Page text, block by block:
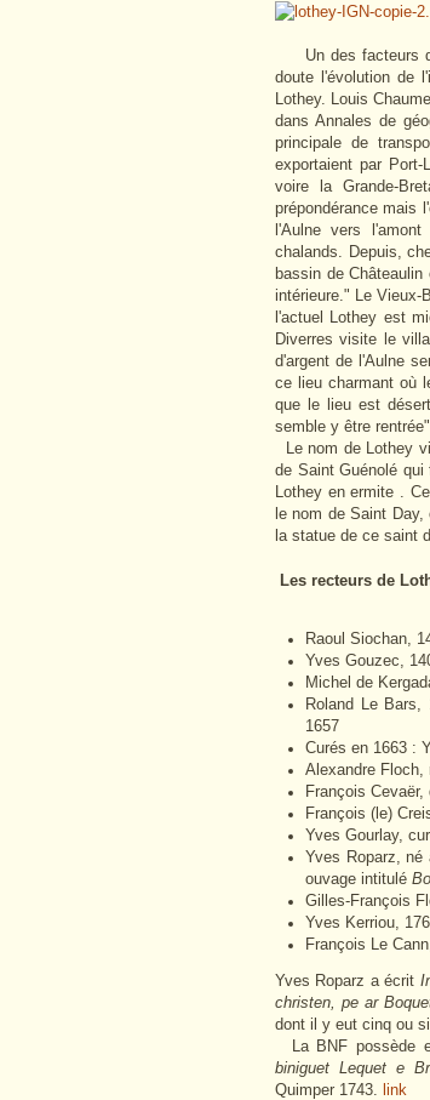
Un des facteurs
doute l'évolution de
Lothey. Louis
dans Annales de
principale de
exportaient par
voire la Grande-
prépondérance mais
l'Aulne vers
chalands. Depuis,
bassin de
intérieure." Le Vieux-
l'actuel Lothey est
Diverres visite le
d'argent de l'Aulne
ce lieu charmant où
que le lieu est
semble y être
Le nom de Lothey
de Saint Guénolé
Lothey en ermite .
le nom de Saint
la statue de ce saint
Les recteurs de
Raoul Siochan,
Yves Gouzec,
Michel de
Roland Le Bars,
1657
Curés en 1663 :
Alexandre Floch,
François
François (le)
Yves Gourlay,
Yves Roparz, né
ouvage intitulé
Gilles-François
Yves Kerriou,
François Le
Yves Roparz a écrit
christen, pe ar
dont il y eut cinq ou
La BNF possède
biniguet Lequet e
Quimper 1743. link